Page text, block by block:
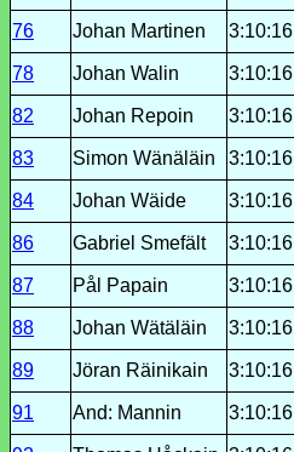
76 Johan Martinen 3:10:16
78 Johan Walin 3:10:16
82 Johan Repoin 3:10:16
83 Simon Wänäläin 3:10:16
84 Johan Wäide 3:10:16
86 Gabriel Smefält 3:10:16
87 Pål Papain 3:10:16
88 Johan Wätäläin 3:10:16
89 Jöran Räinikain 3:10:16
91 And: Mannin 3:10:16